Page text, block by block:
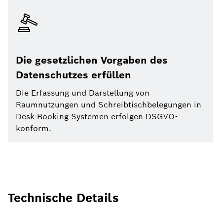
Die gesetzlichen Vorgaben des
Datenschutzes erfüllen
Die Erfassung und Darstellung von
Raumnutzungen und Schreibtischbelegungen in
Desk Booking Systemen erfolgen DSGVO-
konform.
Technische Details